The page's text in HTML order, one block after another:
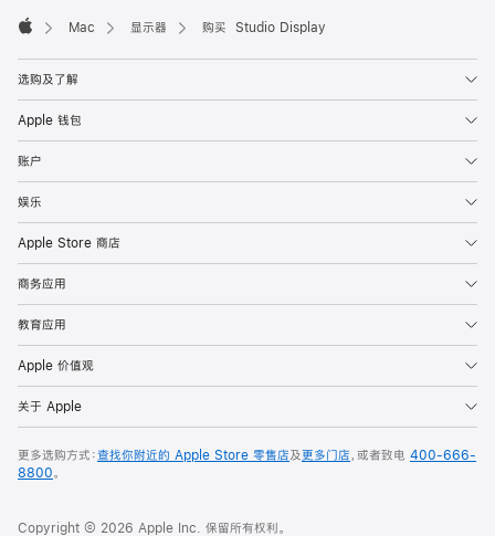
Mac 显示器 购买 Studio Display
选购及了解
Apple 钱包
账户
娱乐
Apple Store 商店
商务应用
教育应用
Apple 价值观
关于 Apple
更多选购方式：查找你附近的 Apple Store 零售店及更多门店，或者致电 400-666-
8800。
Copyright © 2026 Apple Inc. 保留所有权利。